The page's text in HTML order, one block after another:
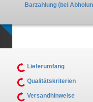
Barzahlung (bei
Lieferumfang
Qualitätskriterien
Versandhinweise